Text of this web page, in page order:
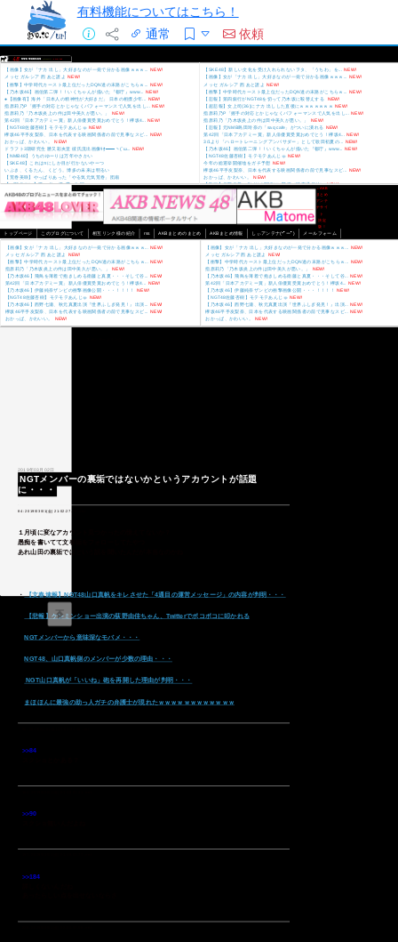
有料機能についてはこちら！
通常
依頼